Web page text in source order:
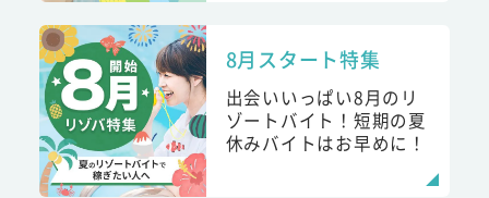
8月スタート特集
出会いいっぱい8月のリ
ゾートバイト！短期の夏
休みバイトはお早めに！